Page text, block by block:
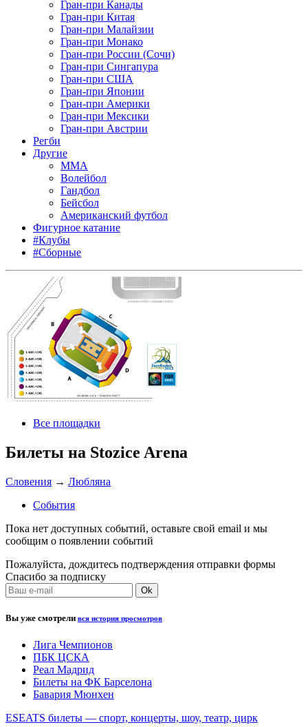
Гран-при Канады
Гран-при Китая
Гран-при Малайзии
Гран-при Монако
Гран-при России (Сочи)
Гран-при Сингапура
Гран-при США
Гран-при Японии
Гран-при Америки
Гран-при Мексики
Гран-при Австрии
Регби
Другие
MMA
Волейбол
Гандбол
Бейсбол
Американский футбол
Фигурное катание
#Клубы
#Сборные
Все площадки
Билеты на Stozice Arena
Словения → Любляна
События
Пока нет доступных событий, оставьте свой email и мы
сообщим о появлении событий
Пожалуйста, дождитесь подтверждения отправки формы
Спасибо за подписку
Вы уже смотрели вся история просмотров
Лига Чемпионов
ПБК ЦСКА
Реал Мадрид
Билеты на ФК Барселона
Бавария Мюнхен
ESEATS билеты — спорт, концерты, шоу, театр, цирк